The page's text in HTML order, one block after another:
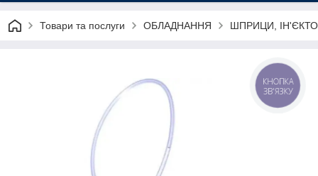
Товари та послуги ОБЛАДНАННЯ ШПРИЦИ,
КНОПКА
ЗВ'ЯЗКУ